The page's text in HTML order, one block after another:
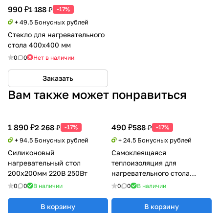
990 ₽1 188 ₽ -17%
+ 49.5 Бонусных рублей
Стекло для нагревательного
стола 400х400 мм
0 0 Нет в наличии
Заказать
Вам также может понравиться
1 890 ₽2 268 ₽ -17%
+ 94.5 Бонусных рублей
Силиконовый
нагревательный стол
200х200мм 220В 250Вт
0 0 В наличии
В корзину
490 ₽588 ₽ -17%
+ 24.5 Бонусных рублей
Самоклеящаяся
теплоизоляция для
нагревательного стола
(100°C) 235х235
0 0 В наличии
В корзину